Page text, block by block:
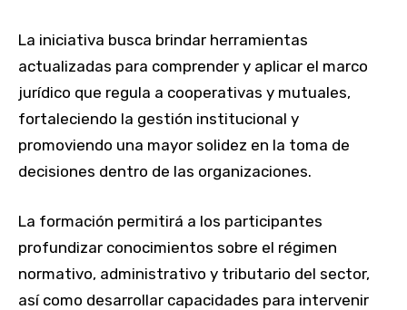
La iniciativa busca brindar herramientas
actualizadas para comprender y aplicar el marco
jurídico que regula a cooperativas y mutuales,
fortaleciendo la gestión institucional y
promoviendo una mayor solidez en la toma de
decisiones dentro de las organizaciones.
La formación permitirá a los participantes
profundizar conocimientos sobre el régimen
normativo, administrativo y tributario del sector,
así como desarrollar capacidades para intervenir